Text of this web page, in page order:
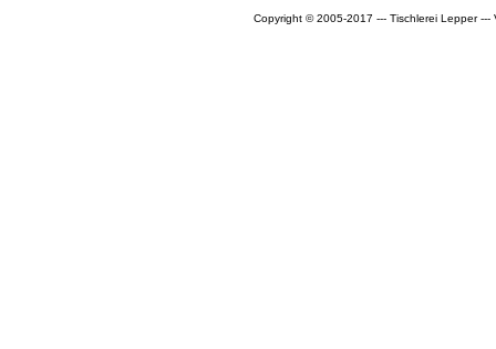
Copyright © 2005-2017 --- Tischlerei Lepper